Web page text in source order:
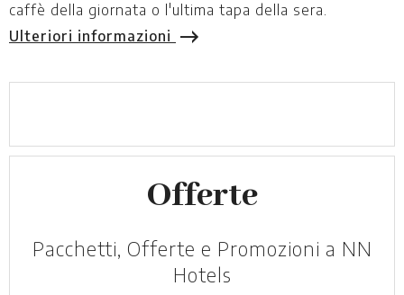
caffè della giornata o l'ultima tapa della sera.
Ulteriori informazioni
Offerte
Pacchetti, Offerte e Promozioni a NN
Hotels